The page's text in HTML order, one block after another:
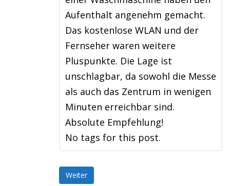
Aufenthalt angenehm gemacht.
Das kostenlose WLAN und der
Fernseher waren weitere
Pluspunkte. Die Lage ist
unschlagbar, da sowohl die Messe
als auch das Zentrum in wenigen
Minuten erreichbar sind.
Absolute Empfehlung!
No tags for this post.
Weiter